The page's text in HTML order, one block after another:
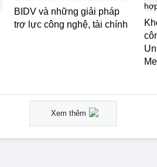
BIDV và những giải pháp
trợ lực công nghệ, tài chính
Xem thêm